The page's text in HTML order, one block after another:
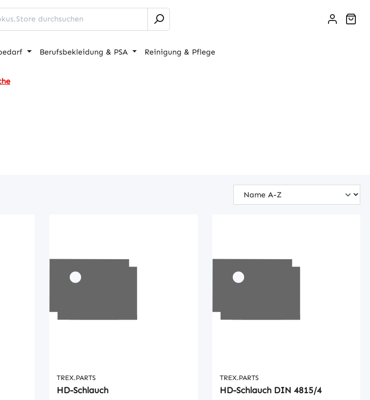
Berufsbekleidung & PSA Reinigung & Pflege
TREX.PARTS
HD-Schlauch
TREX.PARTS
HD-Schlauch DIN 4815/4